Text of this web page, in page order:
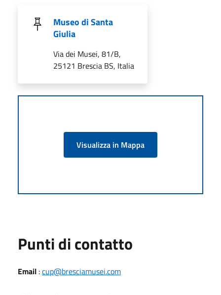
Museo di Santa
Giulia
Via dei Musei, 81/B,
25121 Brescia BS, Italia
Visualizza in Mappa
Punti di contatto
Email :cup@bresciamusei.com